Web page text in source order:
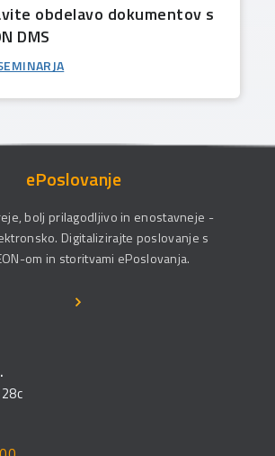
obdelavo dokumentov s
DMS
ePoslovanje
bolj prilagodljivo in enostavneje -
Digitalizirajte poslovanje s
om in storitvami ePoslovanja.